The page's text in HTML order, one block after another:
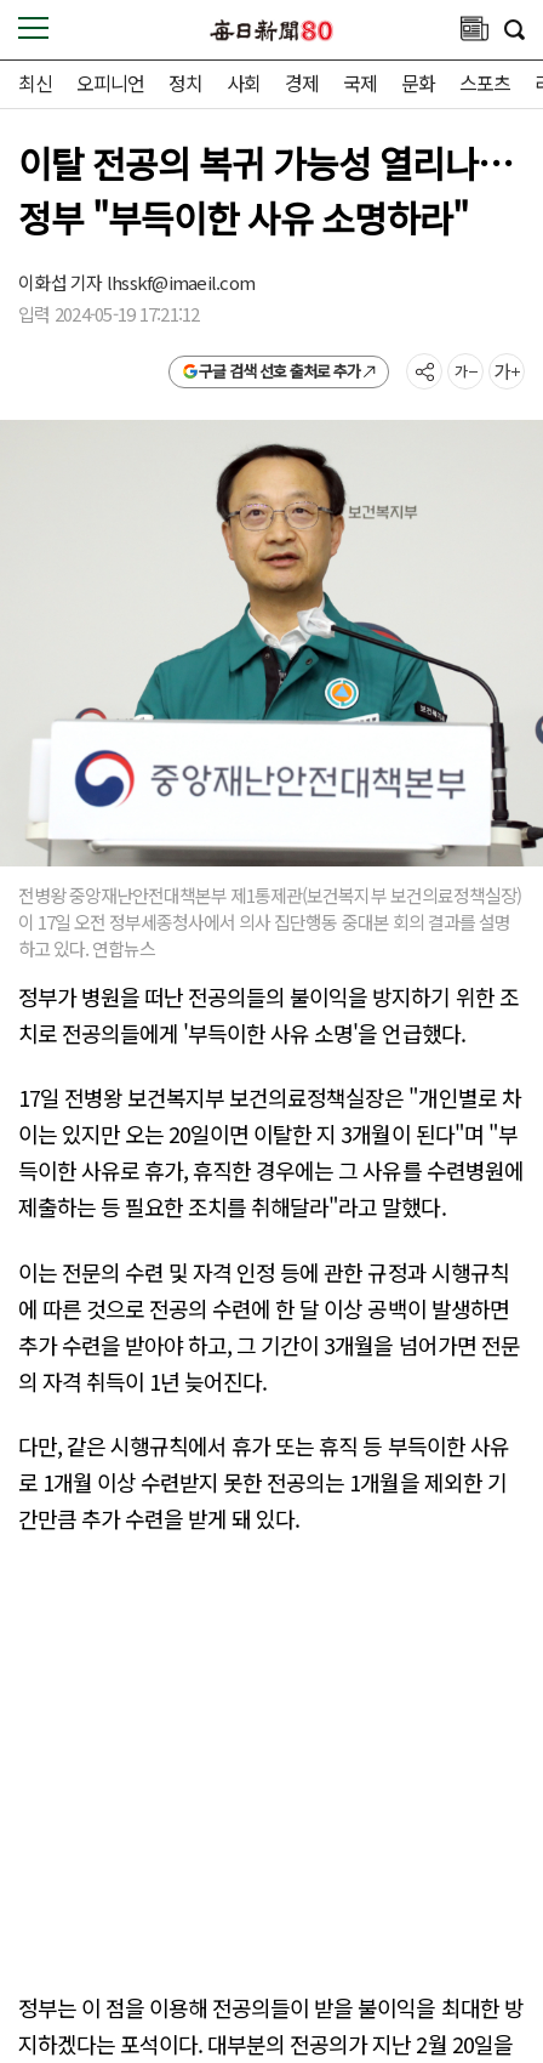
최신 오피니언 정치 사회 경제 국제 문화 스포츠
이탈 전공의 복귀 가능성 열리나…
정부 "부득이한 사유 소명하라"
이화섭 기자lhsskf@imaeil.com
입력 2024-05-19 17:21:12
구글 검색 선호 출처로 추가
전병왕 중앙재난안전대책본부 제1통제관(보건복지부 보건의료정책실장)
이 17일 오전 정부세종청사에서 의사 집단행동 중대본 회의 결과를 설명
하고 있다. 연합뉴스
정부가 병원을 떠난 전공의들의 불이익을 방지하기 위한 조
치로 전공의들에게 '부득이한 사유 소명'을 언급했다.
17일 전병왕 보건복지부 보건의료정책실장은 "개인별로 차
이는 있지만 오는 20일이면 이탈한 지 3개월이 된다"며 "부
득이한 사유로 휴가, 휴직한 경우에는 그 사유를 수련병원에
제출하는 등 필요한 조치를 취해달라"라고 말했다.
이는 전문의 수련 및 자격 인정 등에 관한 규정과 시행규칙
에 따른 것으로 전공의 수련에 한 달 이상 공백이 발생하면
추가 수련을 받아야 하고, 그 기간이 3개월을 넘어가면 전문
의 자격 취득이 1년 늦어진다.
다만, 같은 시행규칙에서 휴가 또는 휴직 등 부득이한 사유
로 1개월 이상 수련받지 못한 전공의는 1개월을 제외한 기
간만큼 추가 수련을 받게 돼 있다.
정부는 이 점을 이용해 전공의들이 받을 불이익을 최대한 방
지하겠다는 포석이다. 대부분의 전공의가 지난 2월 20일을